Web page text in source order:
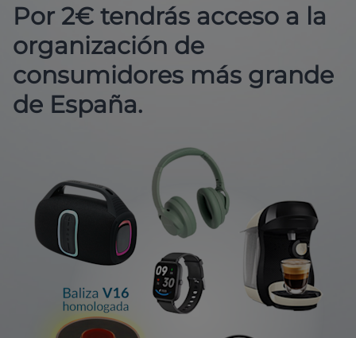
Por 2€ tendrás acceso a la
organización de
consumidores más grande
de España.